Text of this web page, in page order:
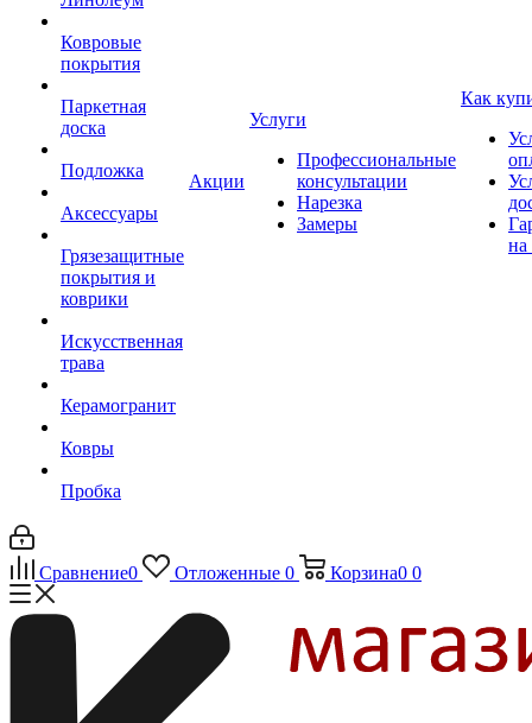
Ковровые
покрытия
Паркетная
доска
Подложка
Аксессуары
Грязезащитные
покрытия и
коврики
Искусственная
трава
Керамогранит
Ковры
Пробка
Акции
Услуги
Профессиональные
консультации
Нарезка
Замеры
Как
на
Сравнение0 Отложенные 0 Корзина0 0